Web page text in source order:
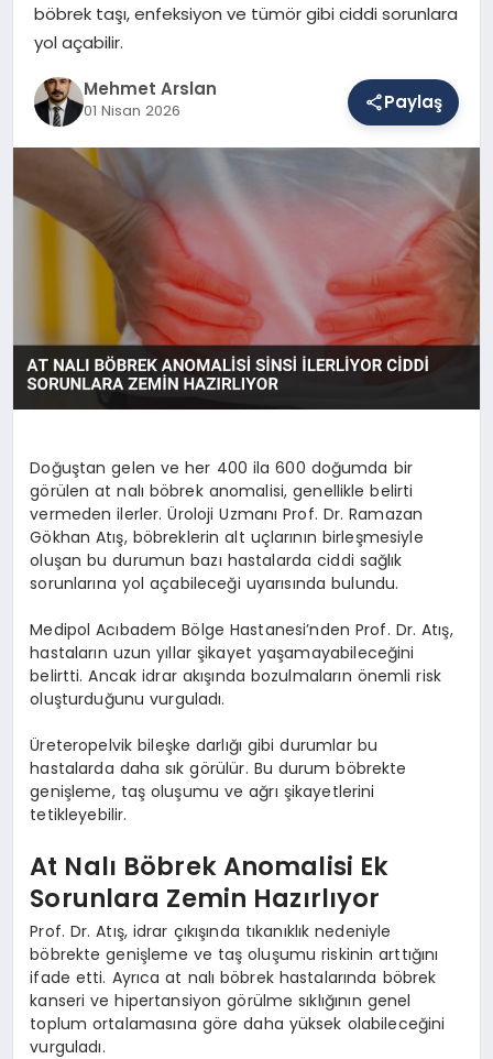
SAĞLIK
EĞITIM
böbrek taşı, enfeksiyon ve tümör gibi ciddi sorunlara
yol açabilir.
Mehmet Arslan
01 Nisan 2026 Paylaş
Doğuştan gelen ve her 400 ila 600 doğumda bir
görülen at nalı böbrek anomalisi, genellikle belirti
vermeden ilerler. Üroloji Uzmanı Prof. Dr. Ramazan
Gökhan Atış, böbreklerin alt uçlarının birleşmesiyle
oluşan bu durumun bazı hastalarda ciddi sağlık
sorunlarına yol açabileceği uyarısında bulundu.
Medipol Acıbadem Bölge Hastanesi’nden Prof. Dr. Atış,
hastaların uzun yıllar şikayet yaşamayabileceğini
belirtti. Ancak idrar akışında bozulmaların önemli risk
oluşturduğunu vurguladı.
Üreteropelvik bileşke darlığı gibi durumlar bu
hastalarda daha sık görülür. Bu durum böbrekte
genişleme, taş oluşumu ve ağrı şikayetlerini
tetikleyebilir.
At Nalı Böbrek Anomalisi Ek
Sorunlara Zemin Hazırlıyor
Prof. Dr. Atış, idrar çıkışında tıkanıklık nedeniyle
böbrekte genişleme ve taş oluşumu riskinin arttığını
ifade etti. Ayrıca at nalı böbrek hastalarında böbrek
kanseri ve hipertansiyon görülme sıklığının genel
toplum ortalamasına göre daha yüksek olabileceğini
vurguladı.